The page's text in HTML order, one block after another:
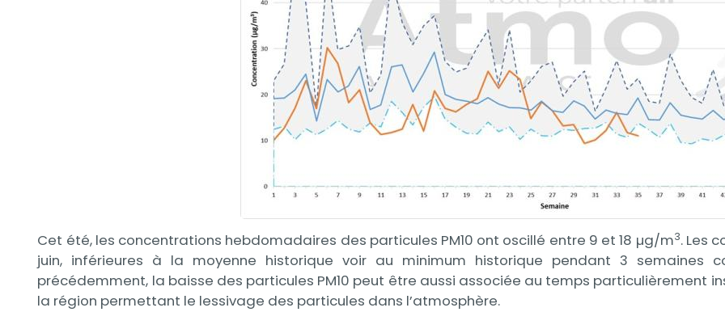
Cet été, les concentrations hebdomadaires des particules PM10 ont oscillé entre 9 et 18 µg/m3. Les
juin, inférieures à la moyenne historique voir au minimum historique pendant 3 semaines
précédemment, la baisse des particules PM10 peut être aussi associée au temps particulièrement
la région permettant le lessivage des particules dans l’atmosphère.